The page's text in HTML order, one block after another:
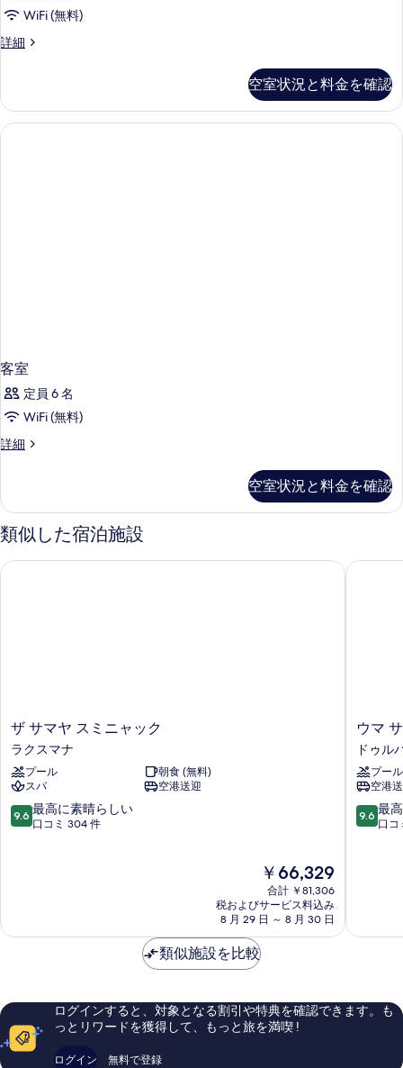
WiFi (無料)
詳細
客
細
空室状況と料金を確認
客室
定員 6 名
WiFi (無料)
詳細
客
細
空室状況と料金を確認
類似した宿泊施設
ザ
サ
マ
ヤ
ス
ミ
ニ
マ
ザ サマヤ スミニャック
ラクスマナ
プール
朝食 (無料)
スパ
空港送迎
10
段
素
い、
コ
ミ
9.6 最高に素晴らしい
口コミ 304 件
現
在
の
料
金
は
￥66,329
￥66,329
合計 ￥81,306
税およびサービス料込み
8 月 29 日 ～ 8 月 30 日
ザ サマヤ スミニャック
ウ
マ
サ
プ
ナ
ス
ミ
ル
ウマ
ドゥル
プール
空港
10
段
素
い、
口
9.6 最
口コ
ウマ サ
類似施設を比較
ログインすると、対象となる割引や特典を確認できます。も
っとリワードを獲得して、もっと旅を満喫 !
ログイン 無料で登録